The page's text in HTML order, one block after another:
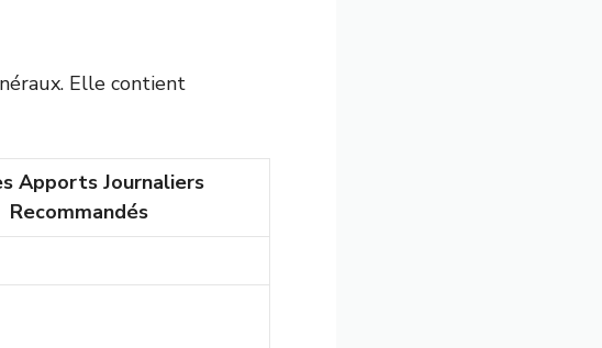
Elle contient
Apports Journaliers
Recommandés